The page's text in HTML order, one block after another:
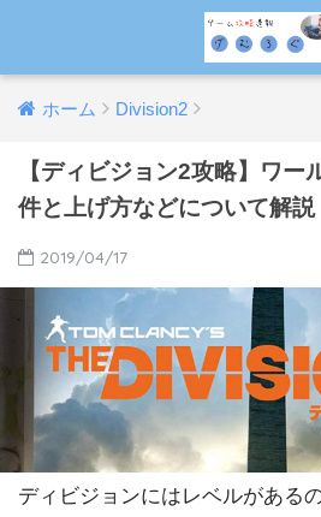
ホーム Division2
【ディビジョン2攻略】ワー
件と上げ方などについて解説
2019/04/17
ディビジョンにはレベルがある